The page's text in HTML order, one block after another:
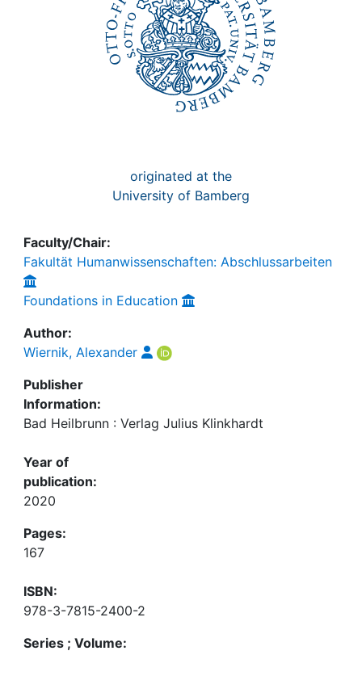
originated at the
University of Bamberg
Faculty/Chair:
Fakultät Humanwissenschaften: Abschlussarbeiten
Foundations in Education
Author:
Wiernik, Alexander
Publisher
Information:
Bad Heilbrunn : Verlag Julius Klinkhardt
Year of
publication:
2020
Pages:
167
ISBN:
978-3-7815-2400-2
Series ; Volume: